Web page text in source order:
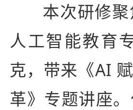
本次研修
人工智能教育
克，带来《AI
革》专题讲座